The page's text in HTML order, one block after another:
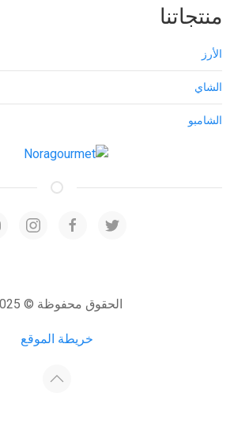
منتجاتنا
الأرز
الشاي
الشامبو
الحقوق محفوظة © 2025
خريطة الموقع